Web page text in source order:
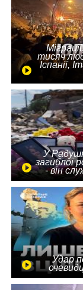
тисяч
Іспанії,
У
загиблої
- він
Удар